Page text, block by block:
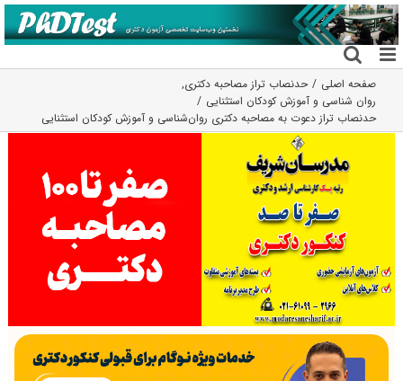
رفتن
به
محتوا
صفحه اصلی حدنصاب تراز مصاحبه دکتری,
روان شناسی و آموزش کودکان استثنایی
حدنصاب تراز دعوت به مصاحبه دکتری روان‌شناسی و آموزش کودکان استثنایی